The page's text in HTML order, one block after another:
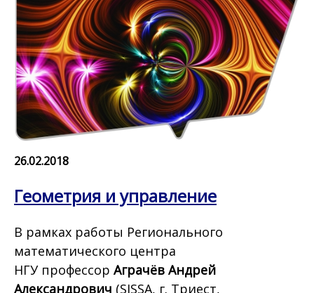
26.02.2018
Геометрия и управление
В рамках работы Регионального
математического центра
НГУ профессор Аграчёв Андрей
Александрович (SISSA, г. Триест,